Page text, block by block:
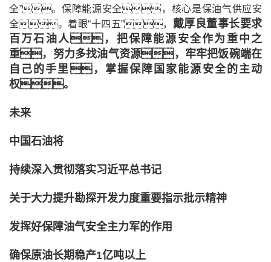
全”。保障能源安全，核心是保油气供应安
全。着眼“十四五”， 戴厚良董事长要求
百万石油人，把保障能源安全作为重中之
重，努力多找油气资源，牢牢把饭碗端在
自己的手里，掌握保障国家能源安全的主动
权。
未来
中国石油将
持续深入贯彻落实习近平总书记
关于大力提升勘探开发力度重要指示批示精神
发挥好保障油气安全主力军的作用
确保原油长期稳产1亿吨以上